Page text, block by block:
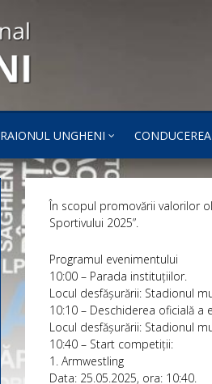
RAIONUL UNGHENI
În scopul promovării valorilor
Sportivului 2025”.
Programul evenimentului
10:00 – Parada instituțiilor.
Locul desfășurării: Stadionul
10:10 – Deschiderea oficială a
Locul desfășurării: Stadionul
10:40 – Start competiții:
1. Armwestling
Data: 25.05.2025, ora: 10:40.